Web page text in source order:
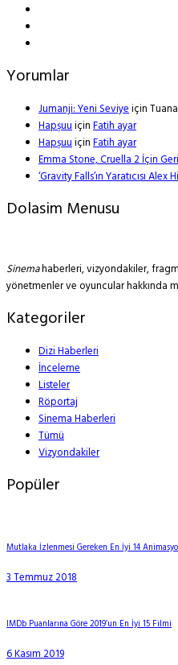
Yorumlar
Jumanji: Yeni Seviyeiçin
HapşuuiçinFatih ayar
HapşuuiçinFatih ayar
Emma Stone, Cruella 2 İçin
‘Gravity Falls’ın Yaratıcısı Alex
Dolasim Menusu
Sinemahaberleri, vizyondakiler,
yönetmenler ve oyuncular hakkında
Kategoriler
Dizi Haberleri
İnceleme
Listeler
Röportaj
Sinema Haberleri
Tümü
Vizyondakiler
Popüler
Mutlaka İzlenmesi Gereken En İyi 14
3 Temmuz 2018
IMDb Puanlarına Göre 2019’un En İyi 15 Filmi
6 Kasım 2019